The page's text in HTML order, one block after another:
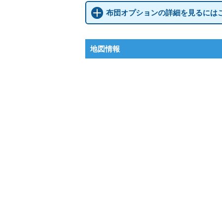
布団オプションの詳細を見るには
地図情報